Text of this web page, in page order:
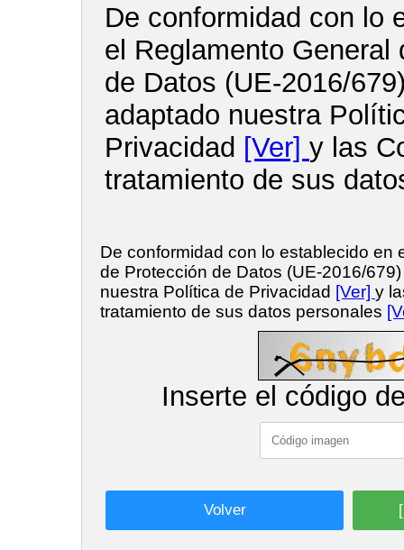
De conformidad con lo
el Reglamento General
de Datos (UE-2016/
adaptado nuestra
Privacidad [Ver] y las
tratamiento de sus
De conformidad con lo establecido en
de Protección de Datos (UE-2016/
nuestra Política de Privacidad [Ver] y
tratamiento de sus datos personales
Inserte el código
Volver